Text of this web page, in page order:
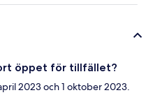
öppet för tillfället?
2023 och 1 oktober 2023.